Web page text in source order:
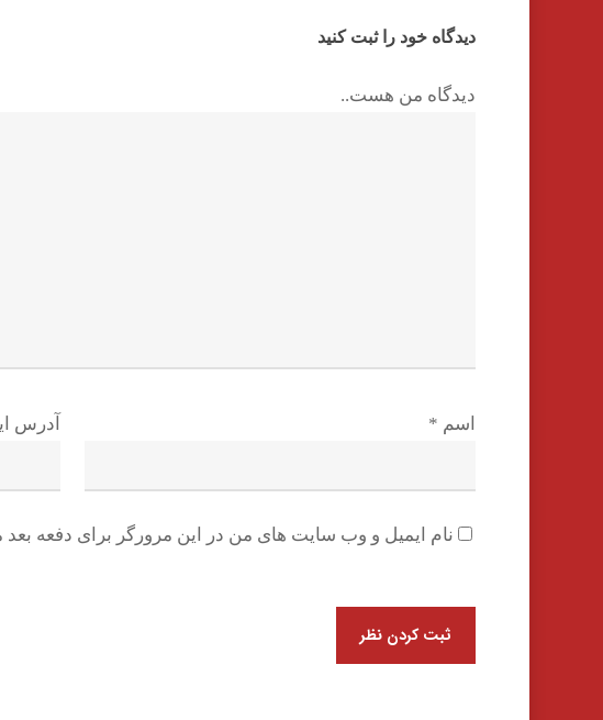
دیدگاه خود را ثبت کنید
دیدگاه من هست..
اسم * آدرس
نام ایمیل و وب سایت های من در این مرورگر برای دفعه بعد